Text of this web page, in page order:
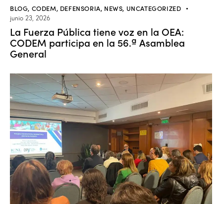
BLOG, CODEM, DEFENSORIA, NEWS, UNCATEGORIZED
junio 23, 2026
La Fuerza Pública tiene voz en la OEA:
CODEM participa en la 56.ª Asamblea
General